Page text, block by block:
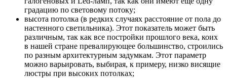
градацию по световому потоку;
высота потолка (в редких случаях расстояние от пола до
настенного светильника). Этот показатель может быть
различным, так как все постройки прошлого века, коих
в нашей стране превалирующее большинство, строились
по разным архитектурным задумкам. Этот параметр
можно варьировать, выбирая, к примеру, низко висящие
люстры при высоких потолках;